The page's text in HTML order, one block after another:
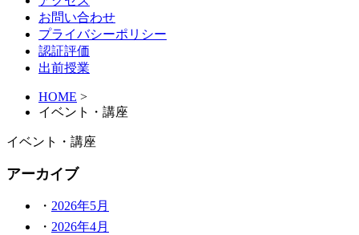
お問い合わせ
プライバシーポリシー
認証評価
出前授業
HOME >
イベント・講座
イベント・講座
アーカイブ
2026年5月
2026年4月